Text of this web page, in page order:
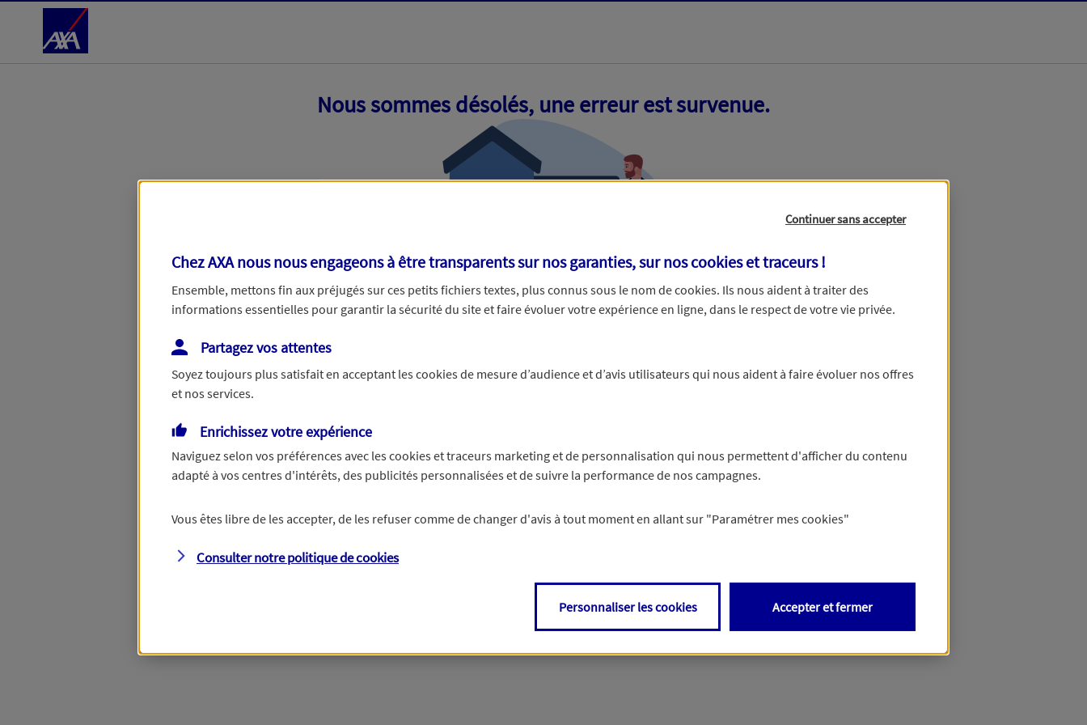
Accéder au Contenu
Nous sommes désolés, une erreur est survenue.
Continuer sans accepter
Chez AXA nous nous engageons à être transparents sur nos garanties, sur noscookies et traceurs!
Ensemble, mettons fin aux préjugés sur ces petits fichiers textes, plus connus sous le nom decookies. Ils nous aident à traiter des
informations essentielles pour garantir la sécurité du site et faire évoluer votre expérience en ligne, dans le respect de votre vie privée.
Partagez vos attentes
Soyez toujours plus satisfait en acceptant les cookies de mesure d’audience et d’avis utilisateurs qui nous aident à faire évoluer nos offres
et nos services.
Enrichissez votre expérience
Naviguez selon vos préférences avec les cookies et traceurs marketing et de personnalisation qui nous permettent d'afficher du contenu
adapté à vos centres d'intérêts, des publicités personnalisées et de suivre la performance de nos campagnes.
Vous êtes libre de les accepter, de les refuser comme de changer d'avis à tout moment en allant sur "Paramétrer mes cookies"
Consulter notre politique decookies
Personnaliser les cookies Accepter et fermer